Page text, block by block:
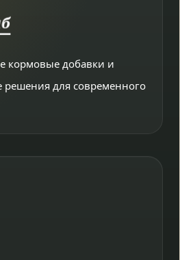
кормовые добавки и
решения для современного